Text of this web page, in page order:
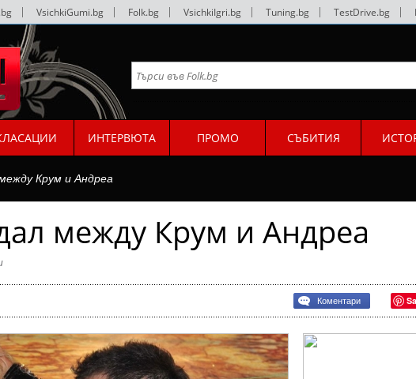
VsichkiGumi.bg Folk.bg VsichkiIgri.bg Tuning.bg TestDrive.bg
ИНТЕРВЮТА ПРОМО СЪБИТИЯ
Крум и Андреа
между Крум и Андреа
Коментари